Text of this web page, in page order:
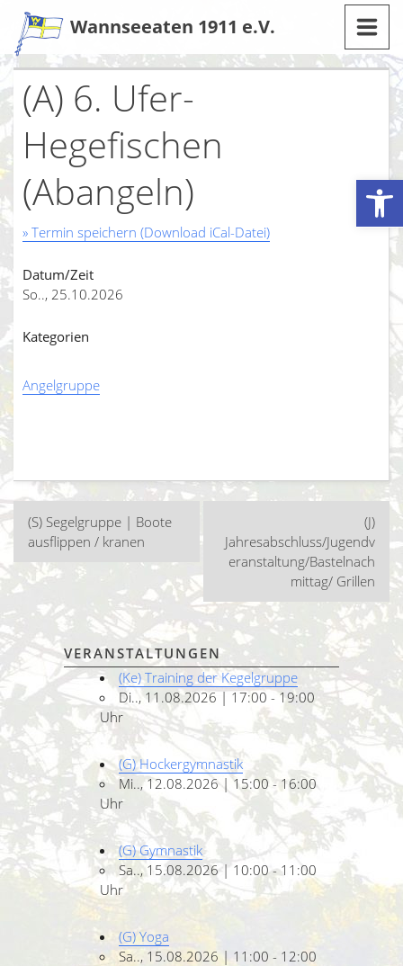
Werkzeugleiste öffnen
Zum
Inhalt
Wannseeaten 1911 e.V.
(A) 6. Ufer-
Hegefischen
(Abangeln)
» Termin speichern (Download iCal-Datei)
Datum/Zeit
So.., 25.10.2026
Kategorien
Angelgruppe
Beitragsnavigation
(S) Segelgruppe | Boote
ausflippen / kranen
(J)
Jahresabschluss/Jugendv
eranstaltung/Bastelnach
mittag/ Grillen
VERANSTALTUNGEN
(Ke) Training der Kegelgruppe
Di.., 11.08.2026 | 17:00 - 19:00
Uhr
(G) Hockergymnastik
Mi.., 12.08.2026 | 15:00 - 16:00
Uhr
(G) Gymnastik
Sa.., 15.08.2026 | 10:00 - 11:00
Uhr
(G) Yoga
Sa.., 15.08.2026 | 11:00 - 12:00